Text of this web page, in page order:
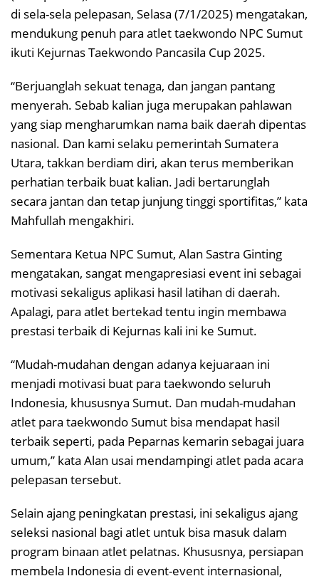
di sela-sela pelepasan, Selasa (7/1/2025) mengatakan,
mendukung penuh para atlet taekwondo NPC Sumut
ikuti Kejurnas Taekwondo Pancasila Cup 2025.
“Berjuanglah sekuat tenaga, dan jangan pantang
menyerah. Sebab kalian juga merupakan pahlawan
yang siap mengharumkan nama baik daerah dipentas
nasional. Dan kami selaku pemerintah Sumatera
Utara, takkan berdiam diri, akan terus memberikan
perhatian terbaik buat kalian. Jadi bertarunglah
secara jantan dan tetap junjung tinggi sportifitas,” kata
Mahfullah mengakhiri.
Sementara Ketua NPC Sumut, Alan Sastra Ginting
mengatakan, sangat mengapresiasi event ini sebagai
motivasi sekaligus aplikasi hasil latihan di daerah.
Apalagi, para atlet bertekad tentu ingin membawa
prestasi terbaik di Kejurnas kali ini ke Sumut.
“Mudah-mudahan dengan adanya kejuaraan ini
menjadi motivasi buat para taekwondo seluruh
Indonesia, khususnya Sumut. Dan mudah-mudahan
atlet para taekwondo Sumut bisa mendapat hasil
terbaik seperti, pada Peparnas kemarin sebagai juara
umum,” kata Alan usai mendampingi atlet pada acara
pelepasan tersebut.
Selain ajang peningkatan prestasi, ini sekaligus ajang
seleksi nasional bagi atlet untuk bisa masuk dalam
program binaan atlet pelatnas. Khususnya, persiapan
membela Indonesia di event-event internasional,